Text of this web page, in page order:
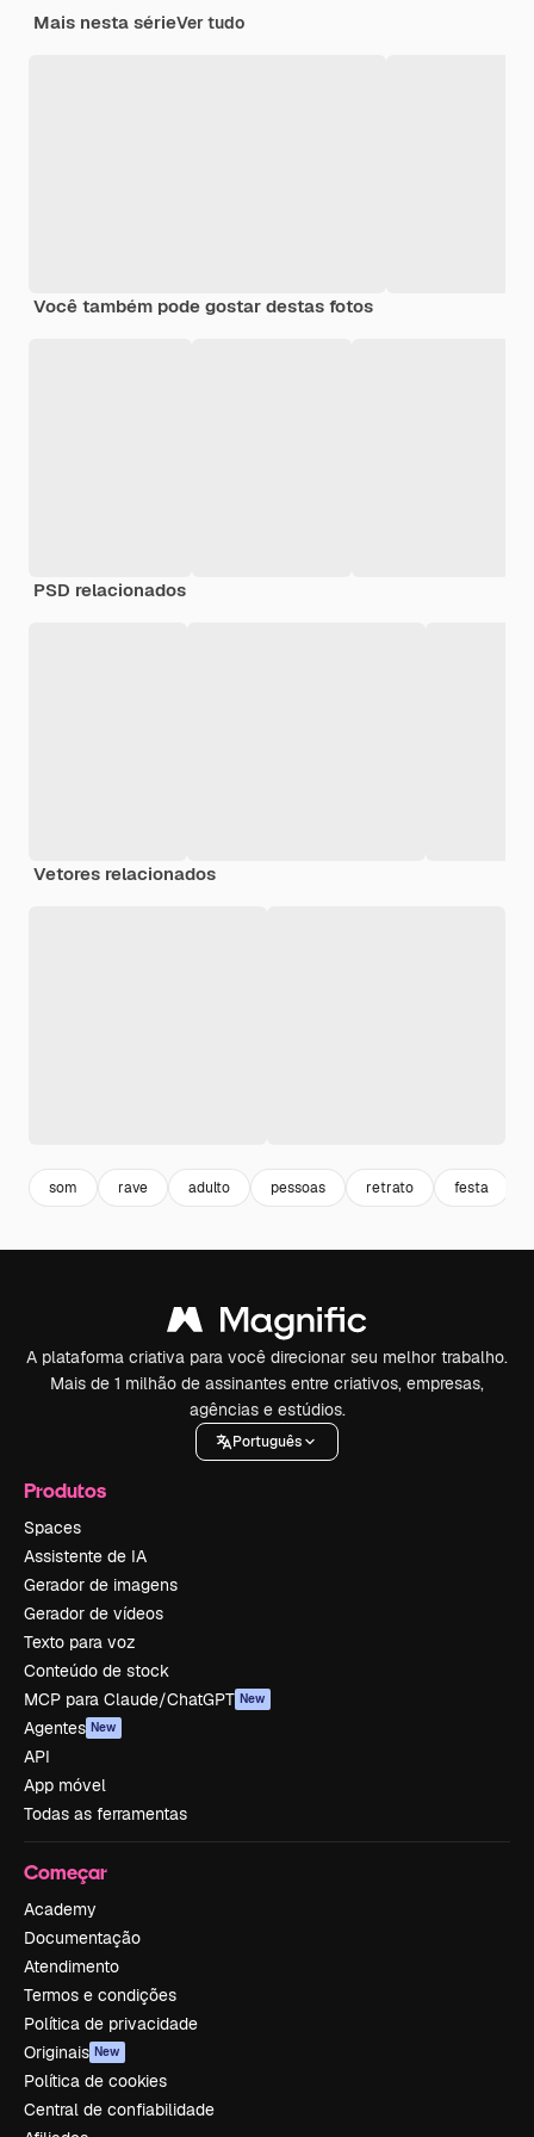
Mais nesta sérieVer tudo
Você também pode gostar destas fotos
PSD relacionados
Vetores relacionados
som rave adulto pessoas retrato festa
A plataforma criativa para você direcionar seu melhor trabalho.
Mais de 1 milhão de assinantes entre criativos, empresas,
agências e estúdios.
Português
Produtos
Spaces
Assistente de IA
Gerador de imagens
Gerador de vídeos
Texto para voz
Conteúdo de stock
MCP para Claude/ChatGPT New
Agentes New
API
App móvel
Todas as ferramentas
Começar
Academy
Documentação
Atendimento
Termos e condições
Política de privacidade
Originais New
Política de cookies
Central de confiabilidade